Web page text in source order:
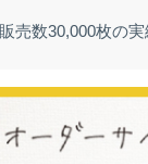
数30,000枚の